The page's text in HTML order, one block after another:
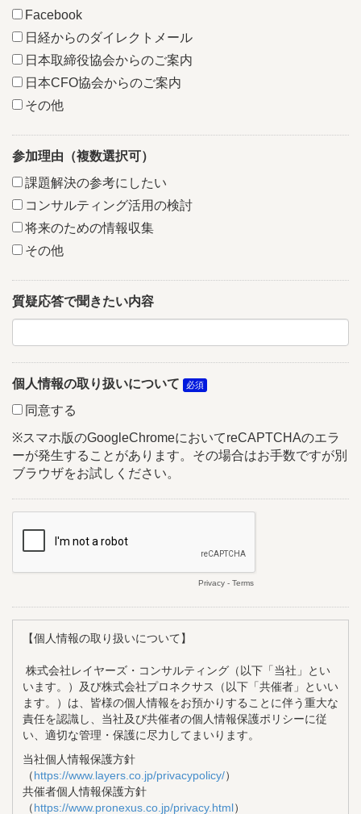
Facebook
日経からのダイレクトメール
日本取締役協会からのご案内
日本CFO協会からのご案内
その他
参加理由（複数選択可）
課題解決の参考にしたい
コンサルティング活用の検討
将来のための情報収集
その他
質疑応答で聞きたい内容
個人情報の取り扱いについて
同意する
※スマホ版のGoogleChromeにおいてreCAPTCHAのエラ
ーが発生することがあります。その場合はお手数ですが別
ブラウザをお試しください。
Privacy - Terms
【個人情報の取り扱いについて】
株式会社レイヤーズ・コンサルティング（以下「当社」とい
います。）及び株式会社プロネクサス（以下「共催者」といい
ます。）は、皆様の個人情報をお預かりすることに伴う重大な
責任を認識し、当社及び共催者の個人情報保護ポリシーに従
い、適切な管理・保護に尽力してまいります。
当社個人情報保護方針
（https://www.layers.co.jp/privacypolicy/）
共催者個人情報保護方針
（https://www.pronexus.co.jp/privacy.html）